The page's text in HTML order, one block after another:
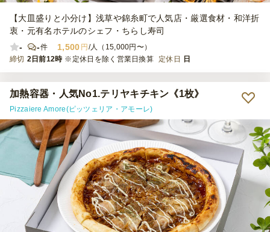
【大皿盛りと小分け】浅草や錦糸町で人気店・厳選食材・和洋折
衷・元有名ホテルのシェフ・ちらし寿司
-
-件 1,500 円 /人（15,000円〜）
締切 2日前12時 ※定休日を除く営業日換算 定休日 日
加熱容器・人気No1.テリヤキチキン《1枚》
Pizzaiere Amore(ピッツェリア・アモーレ)